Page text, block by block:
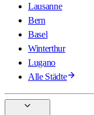
Lausanne
Bern
Basel
Winterthur
Lugano
Alle Städte